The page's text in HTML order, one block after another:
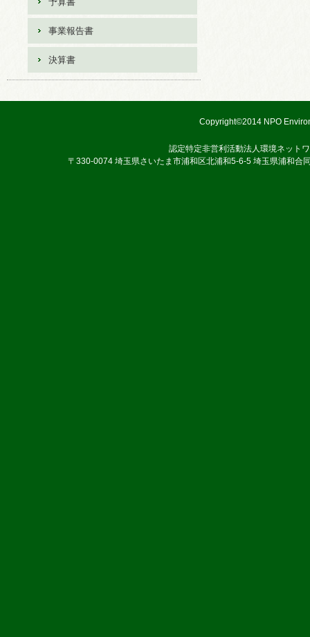
事業報告書
決算書
Copyright©2014 NPO
認定特定非営利活動法人環境ネット
〒330-0074 埼玉県さいたま市浦和区北浦和5-6-5 埼玉県浦